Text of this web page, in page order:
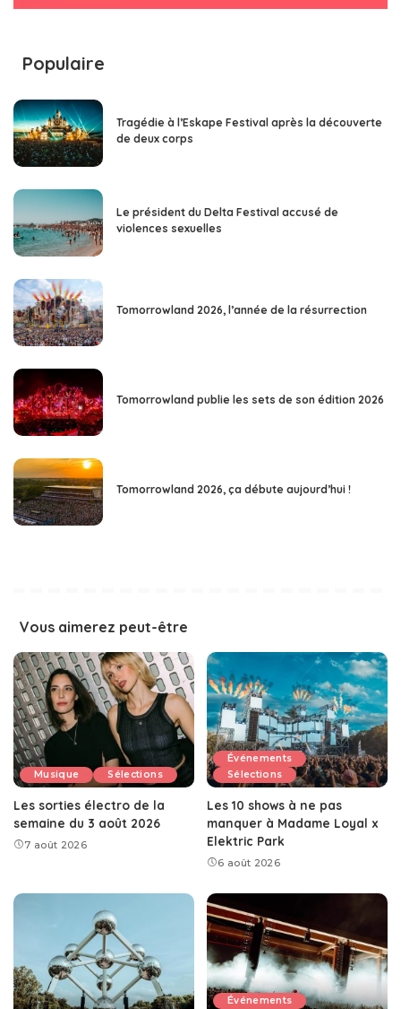
Populaire
Tragédie à l’Eskape Festival après la découverte
de deux corps
Le président du Delta Festival accusé de
violences sexuelles
Tomorrowland 2026, l’année de la résurrection
Tomorrowland publie les sets de son édition 2026
Tomorrowland 2026, ça débute aujourd’hui !
Vous aimerez peut-être
Musique Sélections
Les sorties électro de la
semaine du 3 août 2026
7 août 2026
Événements
Sélections
Les 10 shows à ne pas
manquer à Madame Loyal x
Elektric Park
6 août 2026
Événements